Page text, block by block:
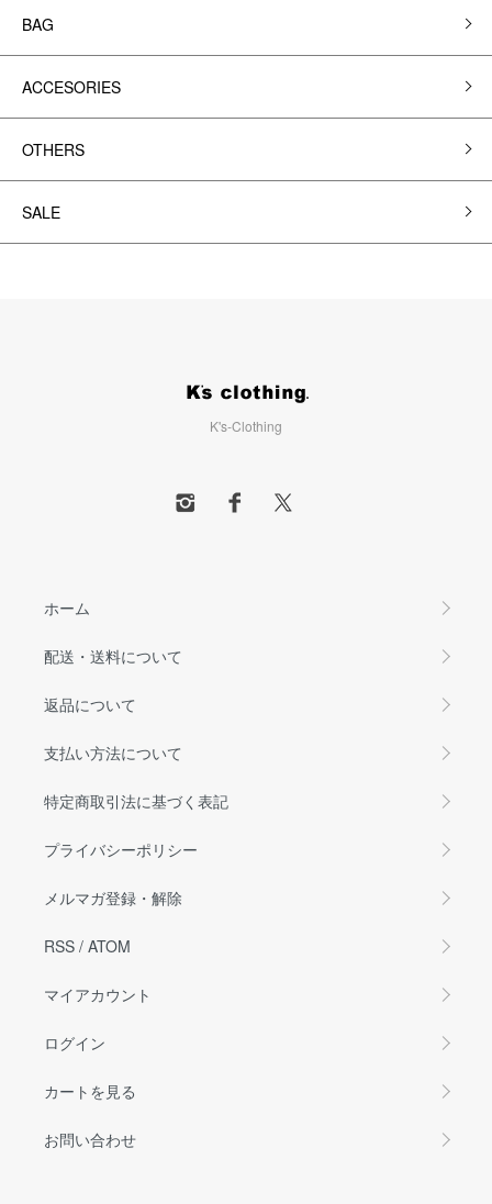
BAG
ACCESORIES
OTHERS
SALE
K's-Clothing
ホーム
配送・送料について
返品について
支払い方法について
特定商取引法に基づく表記
プライバシーポリシー
メルマガ登録・解除
RSS / ATOM
マイアカウント
ログイン
カートを見る
お問い合わせ